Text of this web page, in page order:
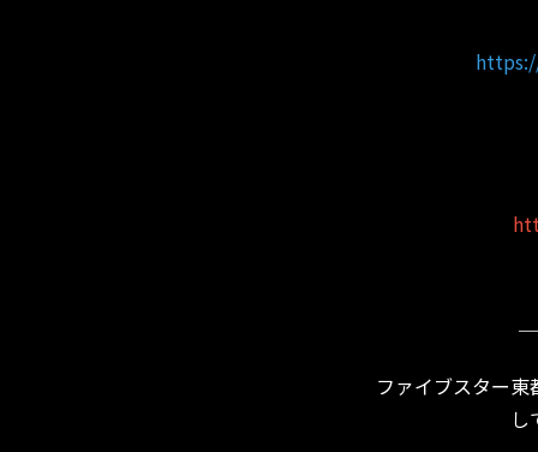
ファイブスター
し